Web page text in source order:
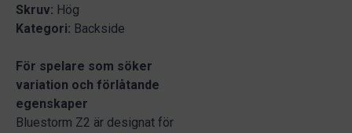
Skruv: Hög
Kategori: Backside
För spelare som söker
variation och förlåtande
egenskaper
Bluestorm Z2 är designat för